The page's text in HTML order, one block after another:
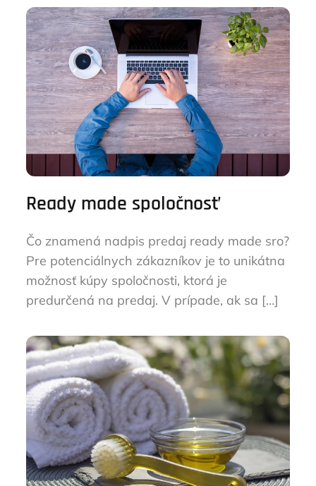
Ready made spoločnosť
Čo znamená nadpis predaj ready made sro?
Pre potenciálnych zákazníkov je to unikátna
možnosť kúpy spoločnosti, ktorá je
predurčená na predaj. V prípade, ak sa […]